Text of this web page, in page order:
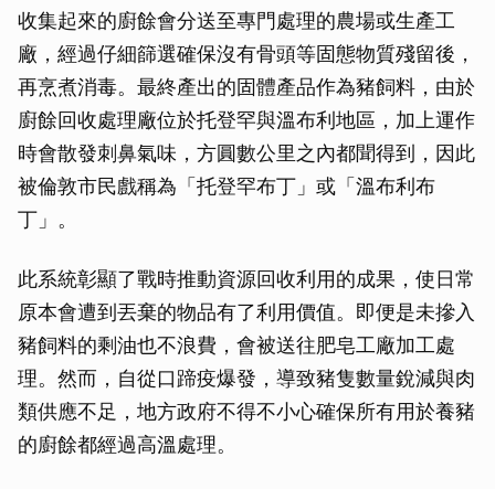
收集起來的廚餘會分送至專門處理的農場或生產工
廠，經過仔細篩選確保沒有骨頭等固態物質殘留後，
再烹煮消毒。最終產出的固體產品作為豬飼料，由於
廚餘回收處理廠位於托登罕與溫布利地區，加上運作
時會散發刺鼻氣味，方圓數公里之內都聞得到，因此
被倫敦市民戲稱為「托登罕布丁」或「溫布利布
丁」。
此系統彰顯了戰時推動資源回收利用的成果，使日常
原本會遭到丟棄的物品有了利用價值。即便是未摻入
豬飼料的剩油也不浪費，會被送往肥皂工廠加工處
理。然而，自從口蹄疫爆發，導致豬隻數量銳減與肉
類供應不足，地方政府不得不小心確保所有用於養豬
的廚餘都經過高溫處理。